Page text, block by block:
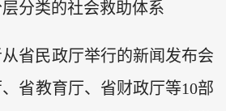
分类的社会救助体系
省民政厅举行的新闻发布会
省教育厅、省财政厅等10部